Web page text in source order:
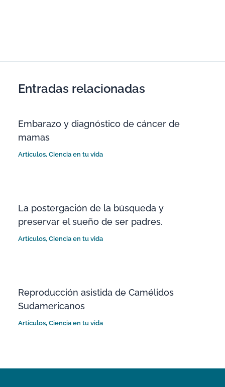
Entradas relacionadas
Embarazo y diagnóstico de cáncer de
mamas
Artículos,Ciencia en tu vida
La postergación de la búsqueda y
preservar el sueño de ser padres.
Artículos,Ciencia en tu vida
Reproducción asistida de Camélidos
Sudamericanos
Artículos,Ciencia en tu vida